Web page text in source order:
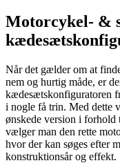
Motorcykel- &
Når det gælder om at
nem og hurtig måde, er
kædesætskonfiguratoren
i nogle få trin. Med dette
ønskede version i
vælger man den rette
hvor der kan søges efter
konstruktionsår og effekt.